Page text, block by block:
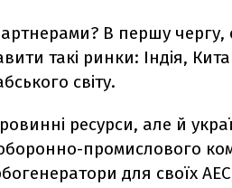
В першу чергу,
такі ринки: Індія,
світу.
ресурси, але й
промислового
для своїх